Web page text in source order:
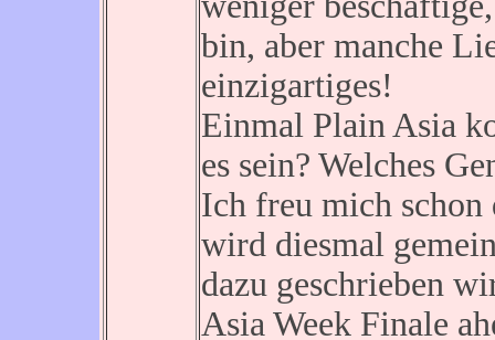
bin, aber manche
einzigartiges!
Einmal Plain Asia
es sein? Welches
Ich freu mich schon
wird diesmal
dazu geschrieben
Asia Week Finale